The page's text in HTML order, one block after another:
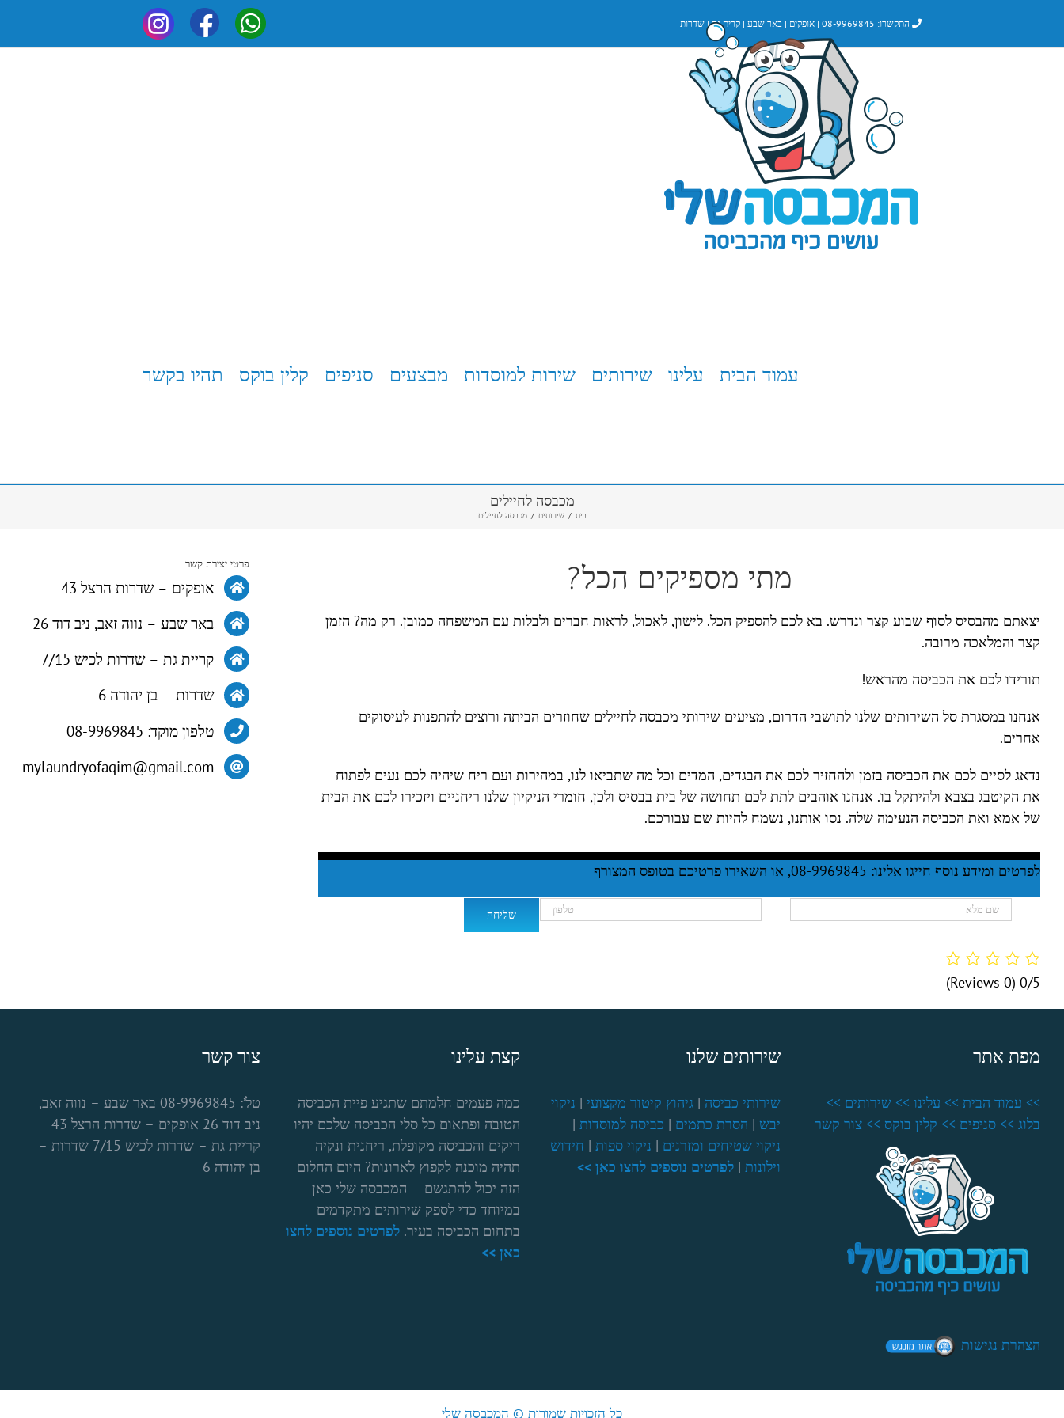
התקשרו: 08-9969845
| אופקים | באר שבע | קרית גת| שדרות
My-
laundry_Whatsapp
My-
My-
עמוד הבית עלינו שירותים שירות למוסדות מבצעים סניפים קלין בוקס תהיו בקשר
מכבסה לחיילים
בית / שירותים / מכבסה לחיילים
מתי מספיקים הכל?
יצאתם מהבסיס לסוף שבוע קצר ונדרש. בא לכם להספיק הכל. לישון, לאכול, לראות חברים ולבלות עם המשפחה כמובן. רק מה? הזמן
קצר והמלאכה מרובה.
תורידו לכם את הכביסה מהראש!
אנחנו במסגרת סל השירותים שלנו לתושבי הדרום, מציעים שירותי מכבסה לחיילים שחוזרים הביתה ורוצים להתפנות לעיסוקים
אחרים.
נדאג לסיים לכם את הכביסה בזמן ולהחזיר לכם את הבגדים, המדים וכל מה שתביאו לנו, במהירות ועם ריח שיהיה לכם נעים לפתוח
את הקיטבג בצבא ולהיתקל בו. אנחנו אוהבים לתת לכם תחושה של בית בבסיס ולכן, חומרי הניקיון שלנו ריחניים ויזכירו לכם את הבית
של אמא ואת הכביסה הנעימה שלה. נסו אותנו, נשמח להיות שם עבורכם.
לפרטים ומידע נוסף חייגו אלינו: 08-9969845, או השאירו פרטיכם בטופס המצורף
0/5
(0 Reviews)
פרטי יצירת קשר
אופקים – שדרות הרצל 43
באר שבע – נווה זאב, ניב דוד 26
קריית גת – שדרות לכיש 7/15
שדרות – בן יהודה 6
טלפון מוקד: 08-9969845
mylaundryofaqim@gmail.com
מפת אתר
>> עמוד הבית >> עלינו >> שירותים >>
בלוג >> סניפים >> קלין בוקס >> צור קשר
הצהרת נגישות
שירותים שלנו
שירותי כביסה |גיהוץ קיטור מקצועי | ניקוי
יבש | הסרת כתמים | כביסה למוסדות |
ניקוי שטיחים ומזרנים | ניקוי ספות | חידוש
וילונות |לפרטים נוספים לחצו כאן >>
קצת עלינו
כמה פעמים חלמתם שתגיע פיית הכביסה
הטובה ופתאום כל סלי הכביסה שלכם יהיו
ריקים והכביסה מקופלת, ריחנית ונקיה
תהיה מוכנה לקפוץ לארונות? היום החלום
הזה יכול להתגשם – המכבסה שלי כאן
במיוחד כדי לספק שירותים מתקדמים
בתחום הכביסה בעיר. לפרטים נוספים לחצו
כאן >>
צור קשר
טל’: 08-9969845 באר שבע – נווה זאב,
ניב דוד 26 אופקים – שדרות הרצל 43
קריית גת – שדרות לכיש 7/15 שדרות –
בן יהודה 6
כל הזכויות שמורות © המכבסה שלי